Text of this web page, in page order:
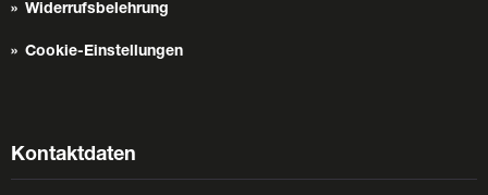
Widerrufsbelehrung
Cookie-Einstellungen
Kontaktdaten